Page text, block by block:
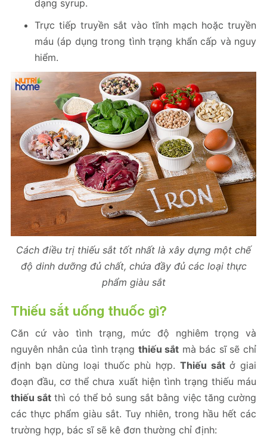
dạng syrup.
Trực tiếp truyền sắt vào tĩnh mạch hoặc truyền
máu (áp dụng trong tình trạng khẩn cấp và nguy
hiểm.
Cách điều trị thiếu sắt tốt nhất là xây dựng một chế
độ dinh dưỡng đủ chất, chứa đầy đủ các loại thực
phẩm giàu sắt
Thiếu sắt uống thuốc gì?
Căn cứ vào tình trạng, mức độ nghiêm trọng và
nguyên nhân của tình trạng thiếu sắt mà bác sĩ sẽ chỉ
định bạn dùng loại thuốc phù hợp. Thiếu sắtở giai
đoạn đầu, cơ thể chưa xuất hiện tình trạng thiếu máu
thiếu sắt thì có thể bỏ sung sắt bằng việc tăng cường
các thực phẩm giàu sắt. Tuy nhiên, trong hầu hết các
trường hợp, bác sĩ sẽ kê đơn thường chỉ định: